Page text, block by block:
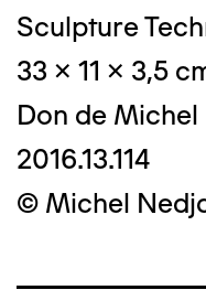
Sculpture
33 x 11 x 3,5
Don de
2016.13.114
© Michel